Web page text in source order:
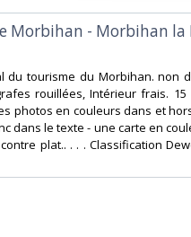
Morbihan - Morbihan la
du tourisme du Morbihan. non
rouillées, Intérieur frais.
photos en couleurs dans et
dans le texte - une carte en
plat.. . . . Classification